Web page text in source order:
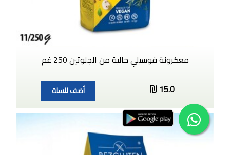
معكرونة فوسيلي خالية من الجلوتين 250 غم
15.0
أضف للسلة